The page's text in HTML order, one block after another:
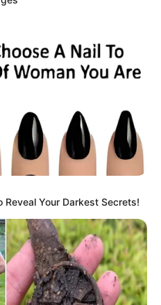
UTILE PAS UTILE ?
– 13
à vous de décider!
du jour en combiné 3
si elle est
sociaux représentés par
Reveal Your Darkest Secrets!